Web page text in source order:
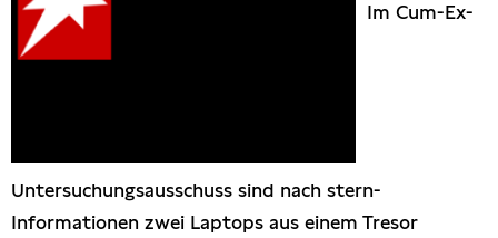
Presseschau
Anfragen (Archivseite)
Im Cum-Ex-
Untersuchungsausschuss sind nach stern-
Informationen zwei Laptops aus einem Tresor